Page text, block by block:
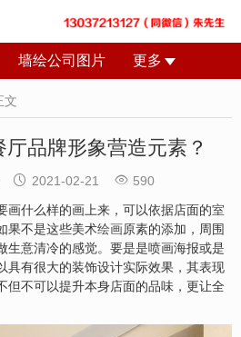
墙绘公司图片 更多
文
品牌形象营造元素？
 2021-02-21  590
画什么样的画上来，可以依据店面的室
果不是这些美术绘画原素的添加，周围
生意清冷的感觉。要是是喷画海报或是
具有很大的装饰设计实际效果，其表现
但不可以提升本身店面的品味，更让全